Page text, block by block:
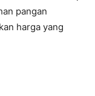
pangan
harga yang